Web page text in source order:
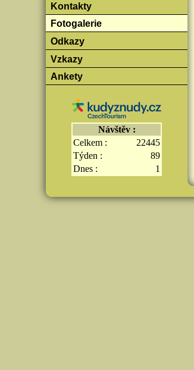
Kontakty
Fotogalerie
Odkazy
Vzkazy
Ankety
Návštěv :
Celkem :
22445
Týden :
89
Dnes :
1